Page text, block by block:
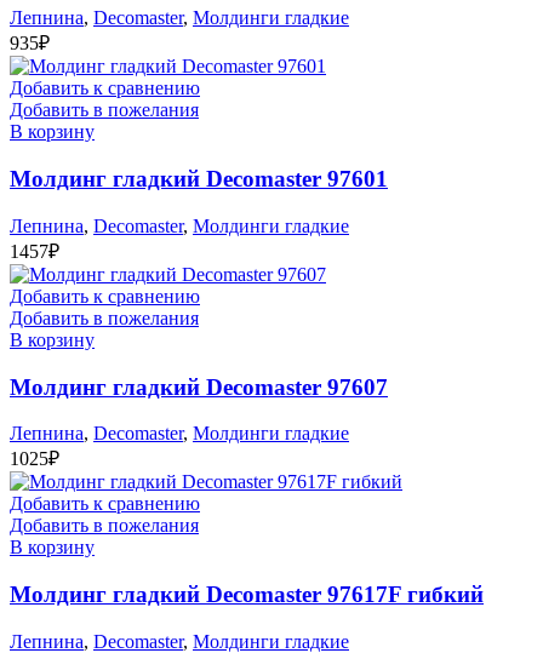
Лепнина, Decomaster, Молдинги гладкие
935₽
Добавить к сравнению
Добавить в пожелания
В корзину
Молдинг гладкий Decomaster 97601
Лепнина, Decomaster, Молдинги гладкие
1457₽
Добавить к сравнению
Добавить в пожелания
В корзину
Молдинг гладкий Decomaster 97607
Лепнина, Decomaster, Молдинги гладкие
1025₽
Добавить к сравнению
Добавить в пожелания
В корзину
Молдинг гладкий Decomaster 97617F гибкий
Лепнина, Decomaster, Молдинги гладкие